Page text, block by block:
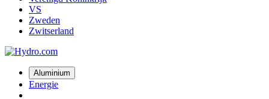
VS
Zweden
Zwitserland
Aluminium
Energie